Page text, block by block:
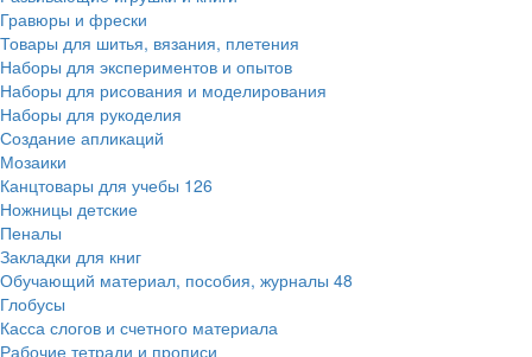
Гравюры и фрески
Товары для шитья, вязания, плетения
Наборы для экспериментов и опытов
Наборы для рисования и моделирования
Наборы для рукоделия
Создание апликаций
Мозаики
Канцтовары для учебы 126
Ножницы детские
Пеналы
Закладки для книг
Обучающий материал, пособия, журналы 48
Глобусы
Касса слогов и счетного материала
Рабочие тетради и прописи